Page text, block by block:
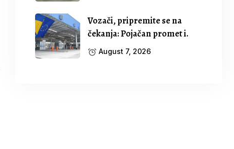
Vozači, pripremite se na
čekanja: Pojačan promet i.
August 7, 2026